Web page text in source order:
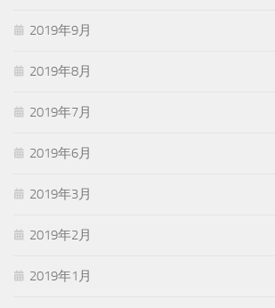
2019年9月
2019年8月
2019年7月
2019年6月
2019年3月
2019年2月
2019年1月